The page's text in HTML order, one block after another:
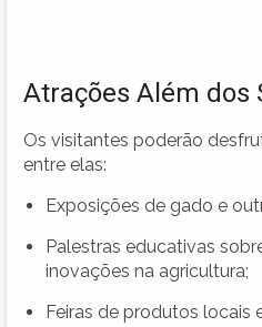
Atrações Além dos
Os visitantes poderão
entre elas:
Exposições de gado e
Palestras educativas
inovações na agricultura;
Feiras de produtos locais